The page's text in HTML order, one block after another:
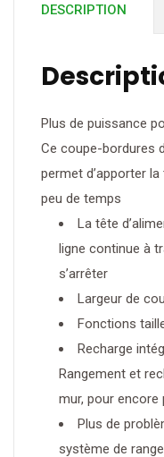
DESCRIPTION
Plus de puissance
Ce coupe-bordures
permet d’apporter
peu de temps
La tête
ligne continue à
s’arrêter
Largeur de
Fonctions
Recharge
Rangement et
mur, pour encore
Plus de
système de